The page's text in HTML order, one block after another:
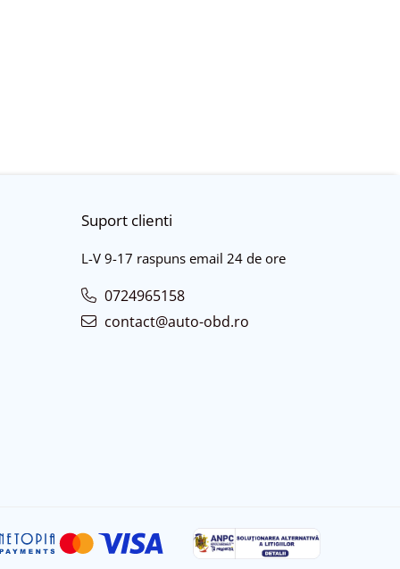
Suport clienti
L-V 9-17 raspuns email 24 de ore
0724965158
contact@auto-obd.ro